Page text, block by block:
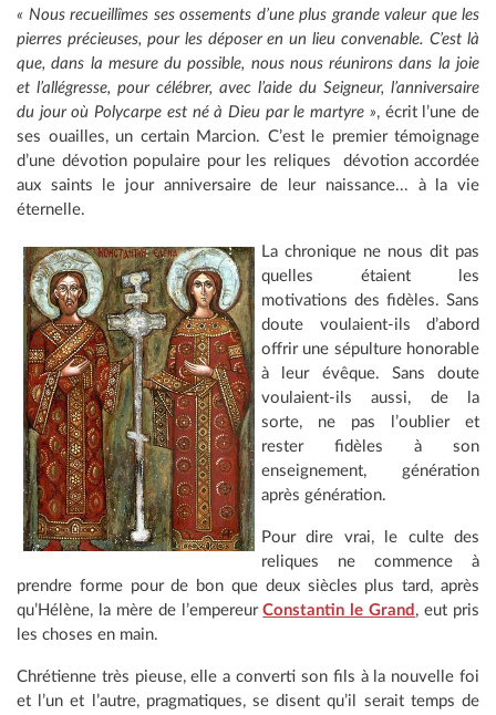
« Nous recueillîmes ses ossements d’une plus grande valeur que les
pierres précieuses, pour les déposer en un lieu convenable. C’est là
que, dans la mesure du possible, nous nous réunirons dans la joie
et l’allégresse, pour célébrer, avec l’aide du Seigneur, l’anniversaire
du jour où Polycarpe est né à Dieu par le martyre », écrit l’une de
ses ouailles, un certain Marcion. C’est le premier témoignage
d’une dévotion populaire pour les reliques dévotion accordée
aux saints le jour anniversaire de leur naissance... à la vie
éternelle.
La chronique ne nous dit pas
quelles étaient les
motivations des fidèles. Sans
doute voulaient-ils d’abord
offrir une sépulture honorable
à leur évêque. Sans doute
voulaient-ils aussi, de la
sorte, ne pas l’oublier et
rester fidèles à son
enseignement, génération
après génération.
Pour dire vrai, le culte des
reliques ne commence à
prendre forme pour de bon que deux siècles plus tard, après
qu’Hélène, la mère de l’empereurConstantin le Grand , eut pris
les choses en main.
Chrétienne très pieuse, elle a converti son fils à la nouvelle foi
et l’un et l’autre, pragmatiques, se disent qu’il serait temps de